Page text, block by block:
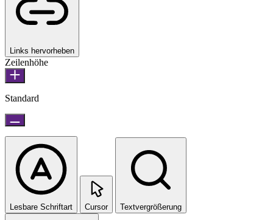
Links hervorheben
Zeilenhöhe
Standard
Lesbare Schriftart Cursor Textvergrößerung